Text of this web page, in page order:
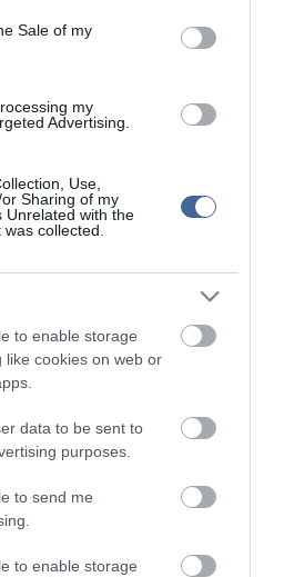
Sale of my
my
Advertising.
Use,
Sharing of my
Unrelated with the
collected.
to enable storage
like cookies on web or
data to be sent to
purposes.
to send me
to enable storage
hírei:
a Dunán: a rekordalacsony vízállás
a mederben rejtőző roncsok
annyian utaznak a komlói
a pótlóbuszokon
forint került vissza az államhoz
felülvizsgálata után
tette a magyar erdész, hogy
MG-42 géppuskát emeltek ki a
a Lounge Eventtel kötött
Duna vízgyűjtőjére